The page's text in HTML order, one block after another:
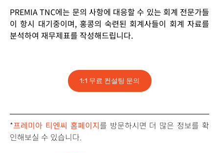
PREMIA TNC에는 문의 사항에 대응할 수 있는 회계 전문가들
이 항시 대기중이며, 홍콩의 숙련된 회계사들이 회계 자료를
분석하여 재무제표를 작성해드립니다.
1:1 무료 컨설팅 문의
*프레미아 티엔씨 홈페이지를 방문하시면 더 많은 정보를 확
인해보실 수 있습니다.